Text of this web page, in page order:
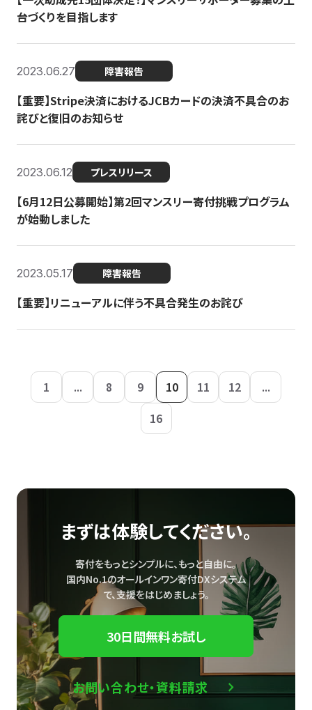
台づくりを目指します
2023.06.27 障害報告
【重要】Stripe決済におけるJCBカードの決済不具合のお
詫びと復旧のお知らせ
2023.06.12 プレスリリース
【6月12日公募開始】第2回マンスリー寄付挑戦プログラム
が始動しました
2023.05.17 障害報告
【重要】リニューアルに伴う不具合発生のお詫び
1 ... 8 9 10 11 12
...
16
まずは体験してください。
寄付をもっとシンプルに、もっと自由に。
国内No.1のオールインワン寄付DXシステム
で、支援をはじめましょう。
30日間無料お試し
お問い合わせ・資料請求